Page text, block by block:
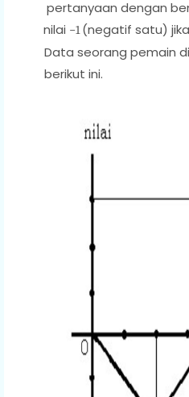
pertanyaan dengan
nilai −1(negatif satu)
Data seorang pemain
berikut ini.